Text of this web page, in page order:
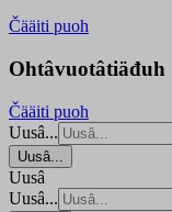
Čääiti puoh
Ohtâvuotâtiäđuh
Čääiti puoh
Uusâ...
Uusâ...
Uusâ
Uusâ...